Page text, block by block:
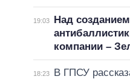
19:03
Над
компании –
18:23
В ГПСУ